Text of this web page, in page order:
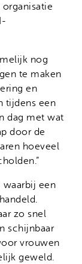
nog
te maken
en
tijdens een
dag met wat
door de
hoeveel
een
zo snel
schijnbaar
vrouwen
geweld.